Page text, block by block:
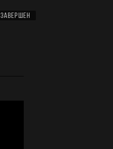
ЗАВЕРШЕН